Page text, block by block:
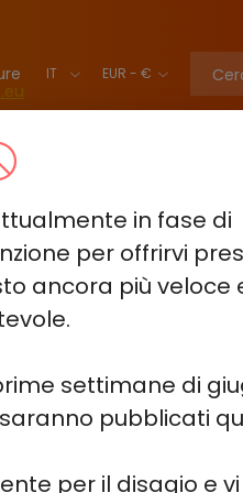
in fase di
per offrirvi
ancora più veloce
settimane di
pubblicati
per il disagio e vi
45000
ELF BAR SOUR KING 40000
25000
ELF BAR 2500 - 2% JUICY